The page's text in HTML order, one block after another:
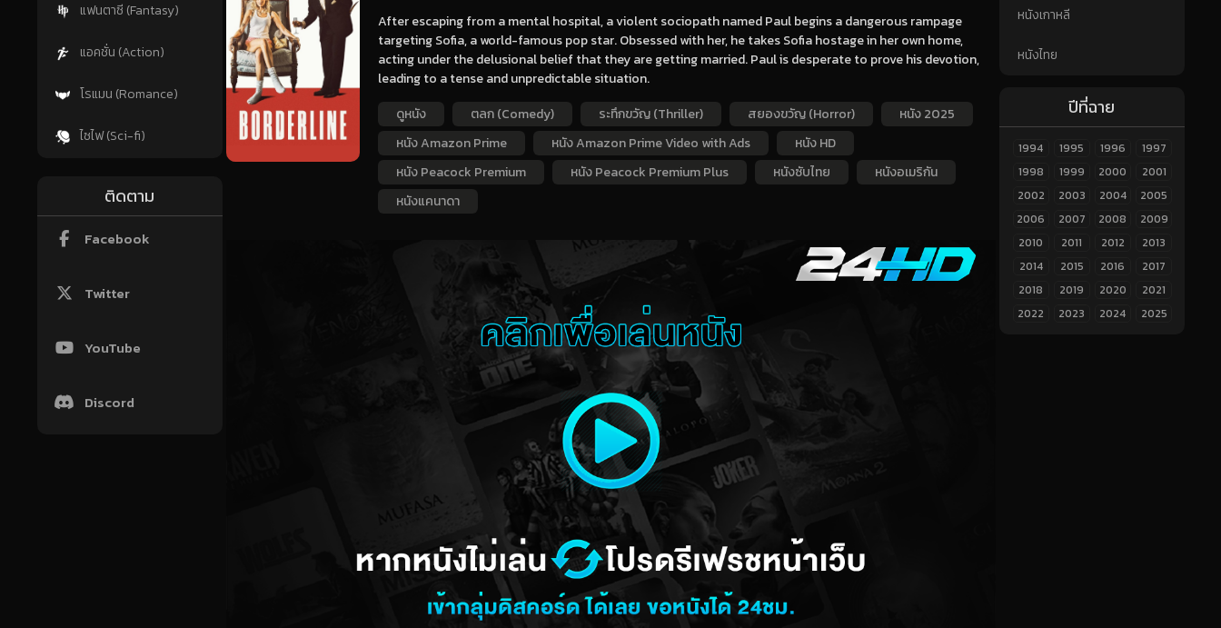
แฟนตาซี (Fantasy)
แอคชั่น (Action)
โรแมน (Romance)
ไซไฟ (Sci-fi)
ติดตาม
Facebook
Twitter
YouTube
Discord
After escaping from a mental hospital, a violent sociopath named Paul begins a dangerous rampage
targeting Sofia, a world-famous pop star. Obsessed with her, he takes Sofia hostage in her own home,
acting under the delusional belief that they are getting married. Paul is desperate to prove his devotion,
leading to a tense and unpredictable situation.
ดูหนัง
ตลก (Comedy) ระทึกขวัญ (Thriller) สยองขวัญ (Horror)
หนัง 2025
หนัง Amazon Prime
หนัง Amazon Prime Video with Ads
หนัง HD
หนัง Peacock Premium
หนัง Peacock Premium Plus หนังซับไทย
หนังอเมริกัน
หนังแคนาดา
หนังเกาหลี
หนังไทย
ปีที่ฉาย
1994 1995 1996
1997
1998
1999 2000
2001
2002
2003 2004
2005
2006
2007 2008
2009
2010
2011 2012
2013
2014
2015 2016
2017
2018
2019 2020
2021
2022
2023 2024 2025